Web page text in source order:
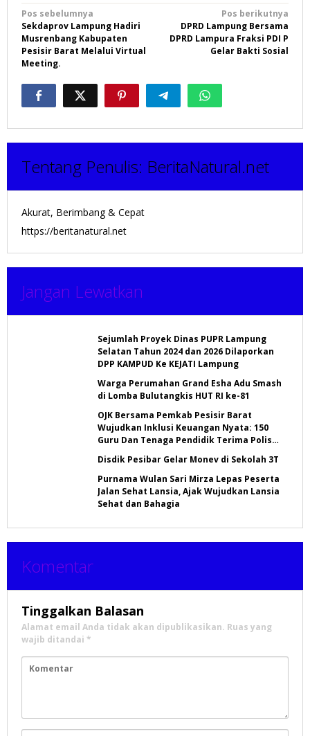
Navigasi
pos
Pos sebelumnya
Sekdaprov Lampung Hadiri
Musrenbang Kabupaten
Pesisir Barat Melalui Virtual
Meeting.
Pos berikutnya
DPRD Lampung Bersama
DPRD Lampura Fraksi PDI P
Gelar Bakti Sosial
Tentang Penulis: BeritaNatural.net
Akurat, Berimbang & Cepat
https://beritanatural.net
Jangan Lewatkan
Sejumlah Proyek Dinas PUPR Lampung
Selatan Tahun 2024 dan 2026 Dilaporkan
DPP KAMPUD Ke KEJATI Lampung
Warga Perumahan Grand Esha Adu Smash
di Lomba Bulutangkis HUT RI ke-81
OJK Bersama Pemkab Pesisir Barat
Wujudkan Inklusi Keuangan Nyata: 150
Guru Dan Tenaga Pendidik Terima Polis
Disdik Pesibar Gelar Monev di Sekolah 3T
Purnama Wulan Sari Mirza Lepas Peserta
Jalan Sehat Lansia, Ajak Wujudkan Lansia
Sehat dan Bahagia
Komentar
Tinggalkan Balasan
Alamat email Anda tidak akan dipublikasikan. Ruas yang
wajib ditandai *